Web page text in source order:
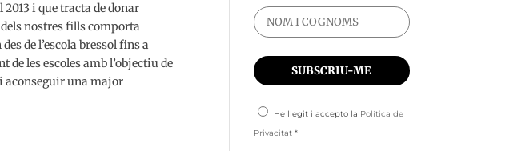
2013 i que tracta de donar
nostres fills comporta
de l’escola bressol fins a
les escoles amb l’objectiu de
aconseguir una major
He llegit i accepto la Política de
Privacitat *